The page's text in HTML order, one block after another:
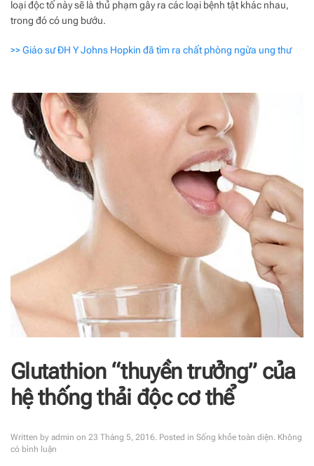
loại độc tố này sẽ là thủ phạm gây ra các loại bệnh tật khác nhau,
trong đó có ung bướu.
>> Giáo sư ĐH Y Johns Hopkin đã tìm ra chất phòng ngừa ung thư
Glutathion “thuyền trưởng” của
hệ thống thải độc cơ thể
Written by admin on 23 Tháng 5, 2016. Posted in Sống khỏe toàn diện. Không
có bình luận